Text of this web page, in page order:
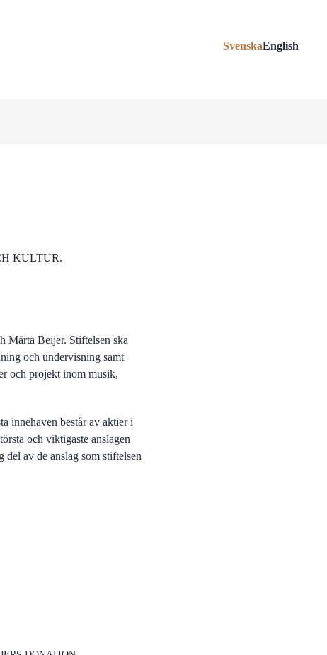
SvenskaEnglish
KULTUR.
Märta Beijer. Stiftelsen ska
och undervisning samt
och projekt inom musik,
innehaven består av aktier i
och viktigaste anslagen
av de anslag som stiftelsen